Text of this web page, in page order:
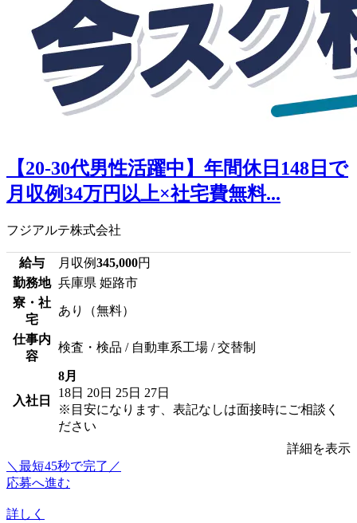
【20-30代男性活躍中】年間休日148日で
月収例34万円以上×社宅費無料...
フジアルテ株式会社
給与 月収例345,000円
勤務地 兵庫県 姫路市
寮・社
宅
あり（無料）
仕事内
容
検査・検品 / 自動車系工場 / 交替制
入社日
8月
18日 20日 25日 27日
※目安になります、表記なしは面接時にご相談く
ださい
詳細を表示
＼最短45秒で完了／
応募へ進む
詳しく